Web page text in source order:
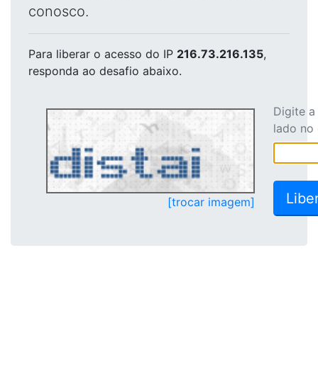
conosco.
Para liberar o acesso do IP 216.73.216.135,
responda ao desafio abaixo.
[trocar imagem]
Digite
lado no